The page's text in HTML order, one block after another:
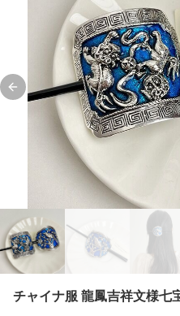
Previous slide
チャイナ服 龍鳳吉祥文様七